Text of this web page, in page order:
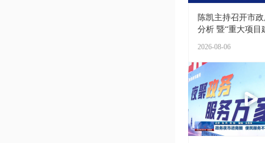
陈凯主持召开市
分析 暨“重大项目
2026-08-06